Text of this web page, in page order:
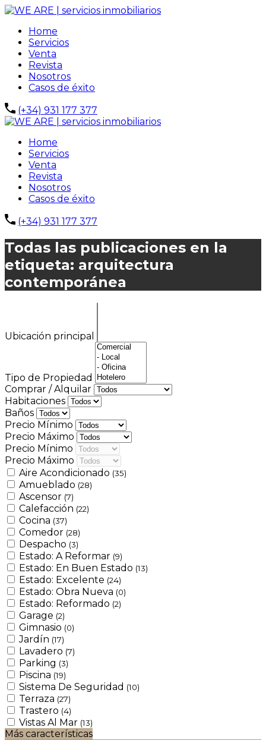
Home
Servicios
Venta
Revista
Nosotros
Casos de éxito
(+34) 931 177 377
Home
Servicios
Venta
Revista
Nosotros
Casos de éxito
(+34) 931 177 377
Todas las publicaciones en la
etiqueta: arquitectura
contemporánea
Ubicación principal
Tipo de Propiedad
Comprar / Alquilar
Habitaciones
Baños
Precio Mínimo
Precio Máximo
Precio Mínimo
Precio Máximo
Aire Acondicionado (35)
Amueblado (28)
Ascensor (7)
Calefacción (22)
Cocina (37)
Comedor (28)
Despacho (3)
Estado: A Reformar (9)
Estado: En Buen Estado (13)
Estado: Excelente (24)
Estado: Obra Nueva (0)
Estado: Reformado (2)
Garage (2)
Gimnasio (0)
Jardín (17)
Lavadero (7)
Parking (3)
Piscina (19)
Sistema De Seguridad (10)
Terraza (27)
Trastero (4)
Vistas Al Mar (13)
Más características